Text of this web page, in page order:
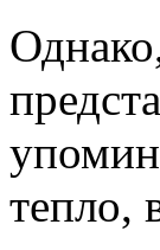
тепло,